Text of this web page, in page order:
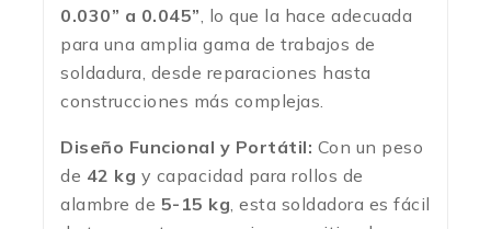
0.030” a 0.045” , lo que la hace adecuada
para una amplia gama de trabajos de
soldadura, desde reparaciones hasta
construcciones más complejas.
Diseño Funcional y Portátil: Con un peso
de 42 kg y capacidad para rollos de
alambre de 5-15 kg , esta soldadora es fácil